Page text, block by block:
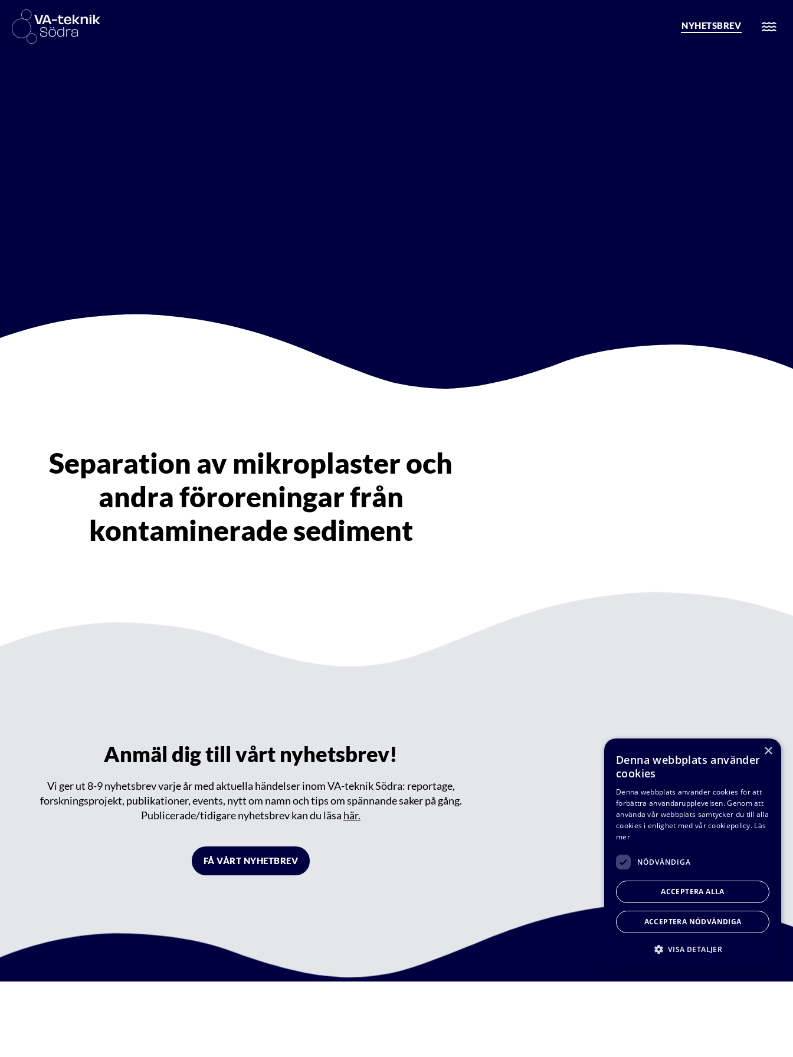
NYHETSBREV
Separation av mikroplaster och
andra föroreningar från
kontaminerade sediment
Anmäl dig till vårt nyhetsbrev!
Vi ger ut 8-9 nyhetsbrev varje år med aktuella händelser inom VA-teknik Södra: reportage,
forskningsprojekt, publikationer, events, nytt om namn och tips om spännande saker på gång.
Publicerade/tidigare nyhetsbrev kan du läsa här.
FÅ VÅRT NYHETBREV
×
Denna webbplats använder
cookies
Denna webbplats använder cookies för att
förbättra användarupplevelsen. Genom att
använda vår webbplats samtycker du till alla
cookies i enlighet med vår cookiepolicy. Läs
mer
NÖDVÄNDIGA
ACCEPTERA ALLA
ACCEPTERA NÖDVÄNDIGA
VISA DETALJER